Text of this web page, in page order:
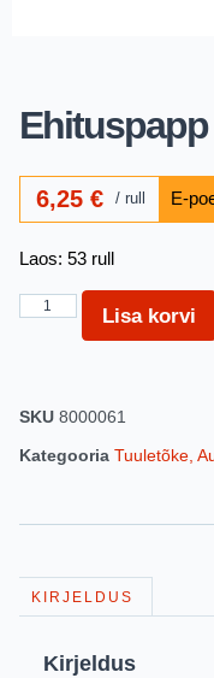
6,25€ rull
Laos: 53 rull
Lisa korvi
SKU 8000061
Kategooria Tuuletõke,
KIRJELDUS
Kirjeldus